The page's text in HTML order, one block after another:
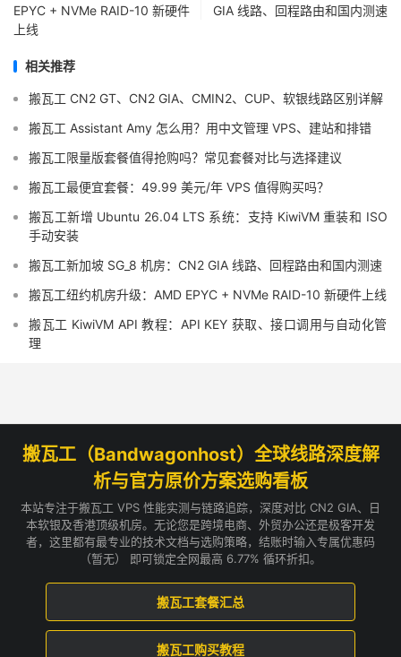
EPYC + NVMe RAID-10 新硬件
上线
GIA 线路、回程路由和国内测速
相关推荐
搬瓦工 CN2 GT、CN2 GIA、CMIN2、CUP、软银线路区别详解
搬瓦工 Assistant Amy 怎么用？用中文管理 VPS、建站和排错
搬瓦工限量版套餐值得抢购吗？常见套餐对比与选择建议
搬瓦工最便宜套餐：49.99 美元/年 VPS 值得购买吗？
搬瓦工新增 Ubuntu 26.04 LTS 系统：支持 KiwiVM 重装和 ISO
手动安装
搬瓦工新加坡 SG_8 机房：CN2 GIA 线路、回程路由和国内测速
搬瓦工纽约机房升级：AMD EPYC + NVMe RAID-10 新硬件上线
搬瓦工 KiwiVM API 教程：API KEY 获取、接口调用与自动化管
理
搬瓦工（Bandwagonhost）全球线路深度解
析与官方原价方案选购看板
本站专注于搬瓦工 VPS 性能实测与链路追踪，深度对比 CN2 GIA、日
本软银及香港顶级机房。无论您是跨境电商、外贸办公还是极客开发
者，这里都有最专业的技术文档与选购策略，结账时输入专属优惠码
（暂无） 即可锁定全网最高 6.77% 循环折扣。
搬瓦工套餐汇总
搬瓦工购买教程